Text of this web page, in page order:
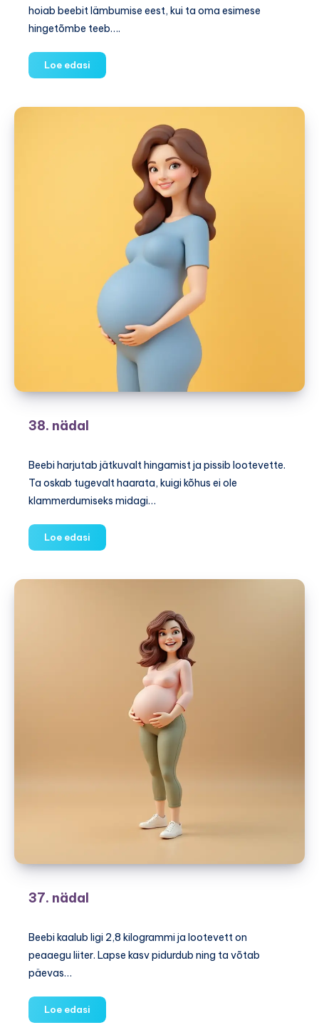
hoiab beebit lämbumise eest, kui ta oma esimese
hingetõmbe teeb….
Loe edasi
nädal
38. nädal
Beebi harjutab jätkuvalt hingamist ja pissib lootevette.
Ta oskab tugevalt haarata, kuigi kõhus ei ole
klammerdumiseks midagi…
Loe edasi
nädal
37. nädal
Beebi kaalub ligi 2,8 kilogrammi ja lootevett on
peaaegu liiter. Lapse kasv pidurdub ning ta võtab
päevas…
Loe edasi